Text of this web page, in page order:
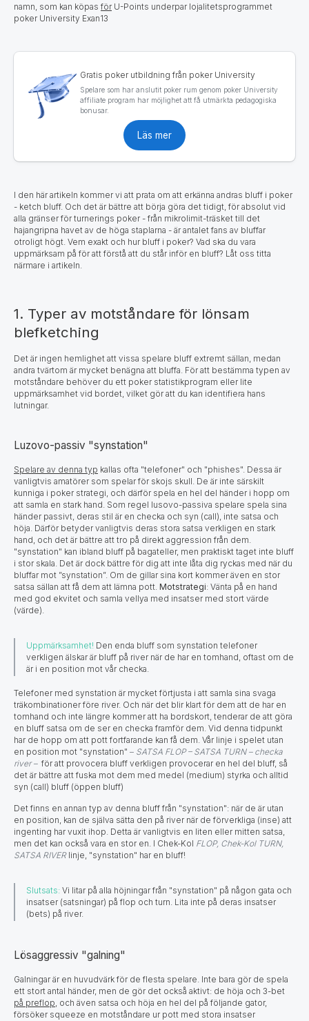
namn, som kan köpasför U-Points underpar lojalitetsprogrammet
poker University Exan13
Gratis poker utbildning från poker University
Spelare som har anslutit poker rum genom poker University
affiliate program har möjlighet att få utmärkta pedagogiska
bonusar.
Läs mer
I den här artikeln kommer vi att prata om att erkänna andras bluff i poker
- ketch bluff. Och det är bättre att börja göra det tidigt, för absolut vid
alla gränser för turnerings poker - från mikrolimit-träsket till det
hajangripna havet av de höga staplarna - är antalet fans av bluffar
otroligt högt. Vem exakt och hur bluff i poker? Vad ska du vara
uppmärksam på för att förstå att du står inför en bluff? Låt oss titta
närmare i artikeln.
1. Typer av motståndare för lönsam
blefketching
Det är ingen hemlighet att vissa spelare bluff extremt sällan, medan
andra tvärtom är mycket benägna att bluffa. För att bestämma typen av
motståndare behöver du ett poker statistikprogram eller lite
uppmärksamhet vid bordet, vilket gör att du kan identifiera hans
lutningar.
Luzovo-passiv "synstation"
Spelare av denna typ kallas ofta "telefoner" och "phishes". Dessa är
vanligtvis amatörer som spelar för skojs skull. De är inte särskilt
kunniga i poker strategi, och därför spela en hel del händer i hopp om
att samla en stark hand. Som regel lusovo-passiva spelare spela sina
händer passivt, deras stil är en checka och syn (call), inte satsa och
höja. Därför betyder vanligtvis deras stora satsa verkligen en stark
hand, och det är bättre att tro på direkt aggression från dem.
"synstation" kan ibland bluff på bagateller, men praktiskt taget inte bluff
i stor skala. Det är dock bättre för dig att inte låta dig ryckas med när du
bluffar mot ”synstation”. Om de gillar sina kort kommer även en stor
satsa sällan att få dem att lämna pott. Motstrategi: Vänta på en hand
med god ekvitet och samla vellya med insatser med stort värde
(värde).
Uppmärksamhet! Den enda bluff som synstation telefoner
verkligen älskar är bluff på river när de har en tomhand, oftast om de
är i en position mot vår checka.
Telefoner med synstation är mycket förtjusta i att samla sina svaga
träkombinationer före river. Och när det blir klart för dem att de har en
tomhand och inte längre kommer att ha bordskort, tenderar de att göra
en bluff satsa om de ser en checka framför dem. Vid denna tidpunkt
har de hopp om att pott fortfarande kan få dem. Vår linje i spelet utan
en position mot "synstation" – SATSA FLOP – SATSA TURN – checka
river – för att provocera bluff verkligen provocerar en hel del bluff, så
det är bättre att fuska mot dem med medel (medium) styrka och alltid
syn (call) bluff (öppen bluff)
Det finns en annan typ av denna bluff från "synstation": när de är utan
en position, kan de själva sätta den på river när de förverkliga (inse) att
ingenting har vuxit ihop. Detta är vanligtvis en liten eller mitten satsa,
men det kan också vara en stor en. I Chek-Kol FLOP, Chek-Kol TURN,
SATSA RIVER linje, "synstation" har en bluff!
Slutsats: Vi litar på alla höjningar från "synstation" på någon gata och
insatser (satsningar) på flop och turn. Lita inte på deras insatser
(bets) på river.
Lösaggressiv "galning"
Galningar är en huvudvärk för de flesta spelare. Inte bara gör de spela
ett stort antal händer, men de gör det också aktivt: de höja och 3-bet
på preflop , och även satsa och höja en hel del på följande gator,
försöker squeeze en motståndare ur pott med stora insatser